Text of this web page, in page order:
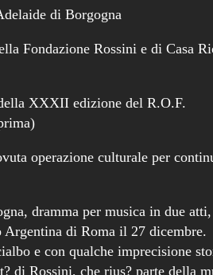
di Borgogna
Fondazione Rossini e di Casa
XXXII edizione del R.O.F.
operazione culturale per
dramma per musica in due
Argentina di Roma il 27 dicembre.
e con qualche imprecisione
di Rossini, che rius? parte della